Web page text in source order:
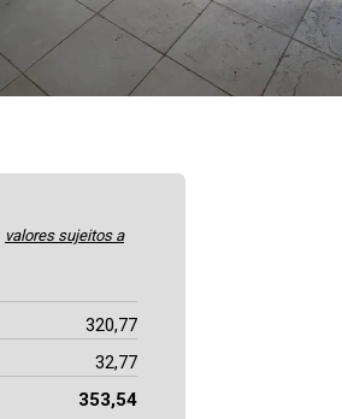
valores sujeitos a
320,77
32,77
353,54